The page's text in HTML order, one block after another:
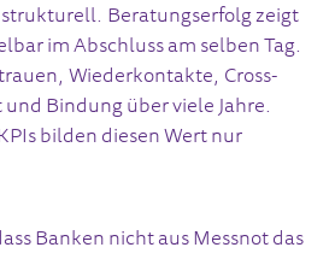
Beratungserfolg zeigt
im Abschluss am selben Tag.
Wiederkontakte, Cross-
Bindung über viele Jahre.
bilden diesen Wert nur
Banken nicht aus Messnot das